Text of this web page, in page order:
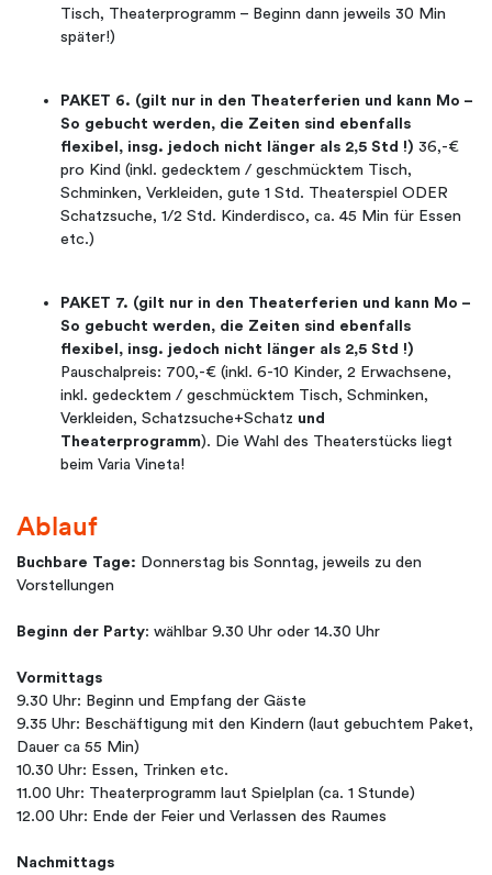
Tisch, Theaterprogramm – Beginn dann jeweils 30 Min
später!)
PAKET 6. (gilt nur in den Theaterferien und kann Mo –
So gebucht werden, die Zeiten sind ebenfalls
flexibel, insg. jedoch nicht länger als 2,5 Std !) 36,-€
pro Kind (inkl. gedecktem / geschmücktem Tisch,
Schminken, Verkleiden, gute 1 Std. Theaterspiel ODER
Schatzsuche, 1/2 Std. Kinderdisco, ca. 45 Min für Essen
etc.)
PAKET 7. (gilt nur in den Theaterferien und kann Mo –
So gebucht werden, die Zeiten sind ebenfalls
flexibel, insg. jedoch nicht länger als 2,5 Std !)
Pauschalpreis: 700,-€ (inkl. 6-10 Kinder, 2 Erwachsene,
inkl. gedecktem / geschmücktem Tisch, Schminken,
Verkleiden, Schatzsuche+Schatz und
Theaterprogramm). Die Wahl des Theaterstücks liegt
beim Varia Vineta!
Ablauf
Buchbare Tage: Donnerstag bis Sonntag, jeweils zu den
Vorstellungen
Beginn der Party: wählbar 9.30 Uhr oder 14.30 Uhr
Vormittags
9.30 Uhr: Beginn und Empfang der Gäste
9.35 Uhr: Beschäftigung mit den Kindern (laut gebuchtem Paket,
Dauer ca 55 Min)
10.30 Uhr: Essen, Trinken etc.
11.00 Uhr: Theaterprogramm laut Spielplan (ca. 1 Stunde)
12.00 Uhr: Ende der Feier und Verlassen des Raumes
Nachmittags